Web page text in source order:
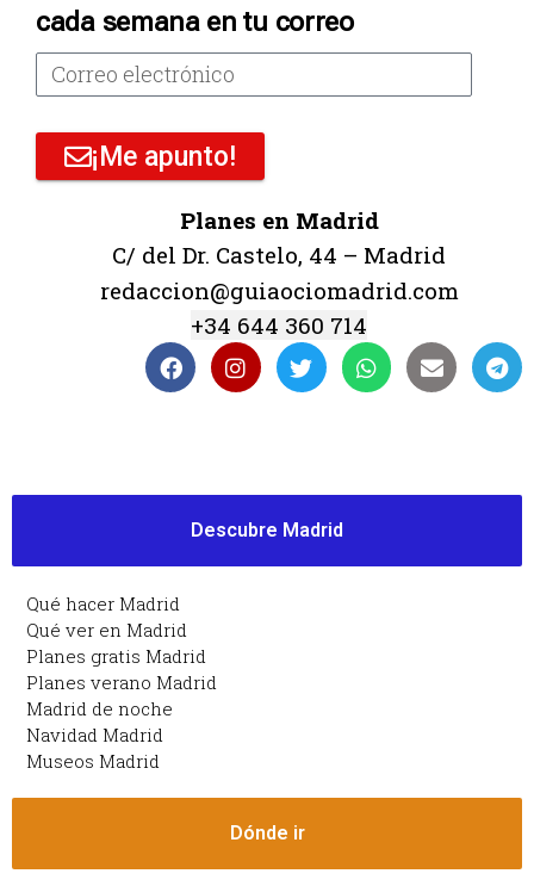
cada semana en tu correo
¡Me apunto!
Planes en Madrid
C/ del Dr. Castelo, 44 – Madrid
redaccion@guiaociomadrid.com
+34 644 360 714
Descubre Madrid
Qué hacer Madrid
Qué ver en Madrid
Planes gratis Madrid
Planes verano Madrid
Madrid de noche
Navidad Madrid
Museos Madrid
Dónde ir